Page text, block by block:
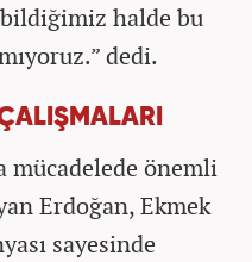
halde bu
dedi.
mücadelede önemli
Erdoğan, Ekmek
sayesinde